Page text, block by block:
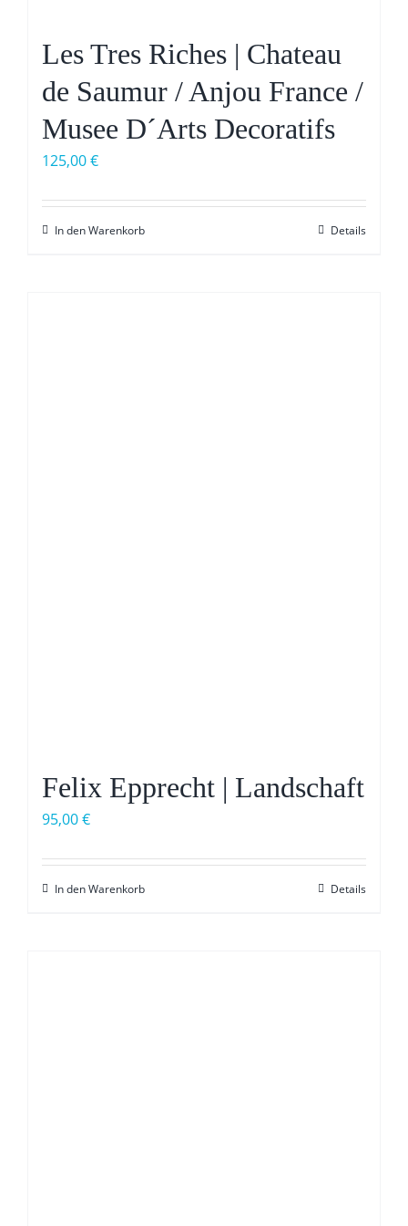
Les Tres Riches | Chateau
de Saumur / Anjou France /
Musee D´Arts Decoratifs
125,00€
In den Warenkorb Details
Felix Epprecht | Landschaft
95,00€
In den Warenkorb Details